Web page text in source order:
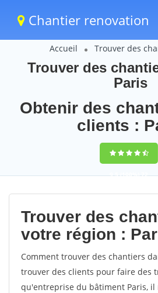
Chantier renovation
Accueil Trouver des
Trouver des
Paris
Obtenir des
clients :
9,5(100%)72
votes
Trouver des
votre région :
Comment trouver des chantiers
trouver des clients pour faire des
qu'entreprise du bâtiment Paris, il